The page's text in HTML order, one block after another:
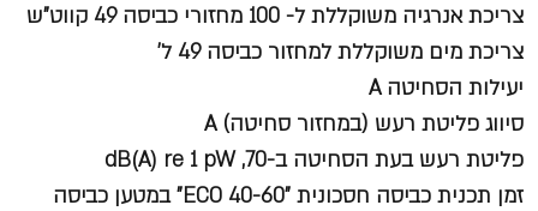
צריכת אנרגיה משוקללת ל- 100 מחזורי כביסה 49 קווט"ש
צריכת מים משוקללת למחזור כביסה 49 ל'
יעילות הסחיטה A
סיווג פליטת רעש (במחזור סחיטה) A
פליטת רעש בעת הסחיטה ב-dB(A) re 1 pW ,70
זמן תכנית כביסה חסכונית "ECO 40-60" במטען כביסה